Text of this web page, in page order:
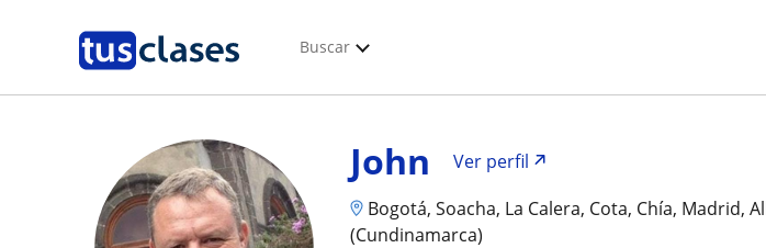
Buscar
John
Ver perfil
Bogotá, Soacha, La Calera, Cota, Chía, Madrid,
(Cundinamarca)